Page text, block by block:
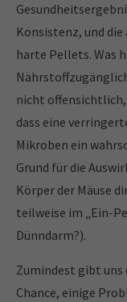
Konsistenz, und
harte Pellets. Was
nicht
dass eine
Mikroben ein
Grund für die
Körper der Mäuse
teilweise im „Ein-
Dünndarm?).
Zumindest gibt uns
Chance, einige